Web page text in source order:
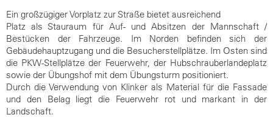
Ein großzügiger Vorplatz zur Straße bietet ausreichend
Platz als Stauraum für Auf- und Absitzen der Mannschaft /
Bestücken der Fahrzeuge. Im Norden befinden sich der
Gebäudehauptzugang und die Besucherstellplätze. Im Osten sind
die PKW-Stellplätze der Feuerwehr, der Hubschrauberlandeplatz
sowie der Übungshof mit dem Übungsturm positioniert.
Durch die Verwendung von Klinker als Material für die Fassade
und den Belag liegt die Feuerwehr rot und markant in der
Landschaft.